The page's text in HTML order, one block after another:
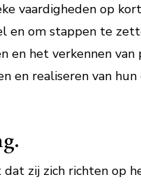
vaardigheden op
en om stappen te
het verkennen van
en realiseren van
zij zich richten op